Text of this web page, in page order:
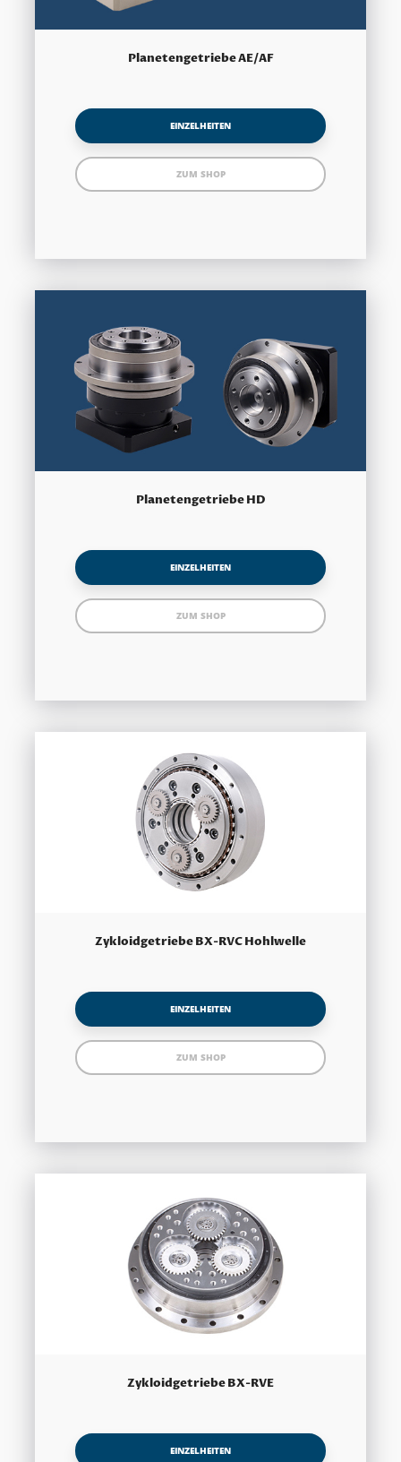
Planetengetriebe AE/AF
EINZELHEITEN
ZUM SHOP
Planetengetriebe HD
EINZELHEITEN
ZUM SHOP
Zykloidgetriebe BX-RVC Hohlwelle
EINZELHEITEN
ZUM SHOP
Zykloidgetriebe BX-RVE
EINZELHEITEN